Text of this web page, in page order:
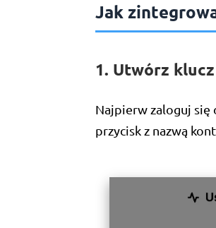
Jak
1. Utwórz
Najpierw zaloguj się
przycisk z nazwą